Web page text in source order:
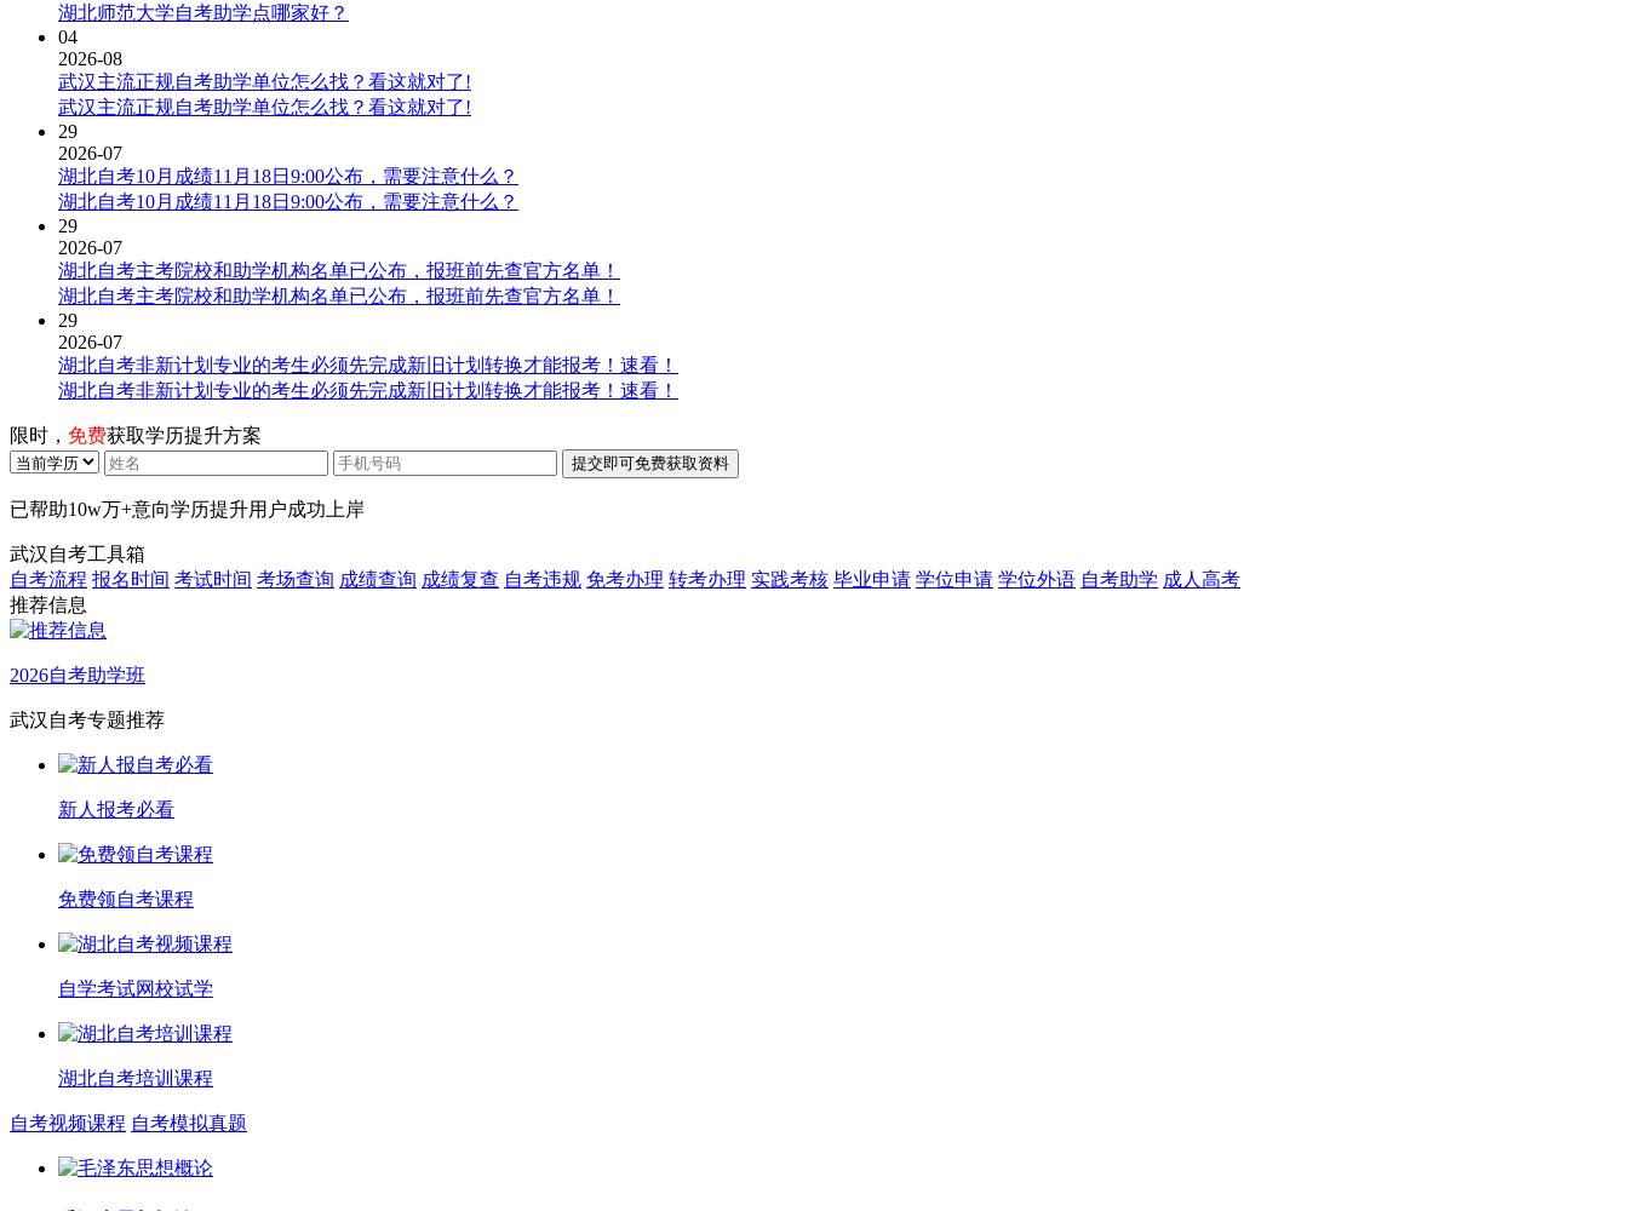
湖北师范大学自考助学点哪家好？
04
2026-08
武汉主流正规自考助学单位怎么找？看这就对了!
武汉主流正规自考助学单位怎么找？看这就对了!
29
2026-07
湖北自考10月成绩11月18日9:00公布，需要注意什么？
湖北自考10月成绩11月18日9:00公布，需要注意什么？
29
2026-07
湖北自考主考院校和助学机构名单已公布，报班前先查官方名单！
湖北自考主考院校和助学机构名单已公布，报班前先查官方名单！
29
2026-07
湖北自考非新计划专业的考生必须先完成新旧计划转换才能报考！速看！
湖北自考非新计划专业的考生必须先完成新旧计划转换才能报考！速看！
限时， 免费获取学历提升方案
已帮助10w万+意向学历提升用户成功上岸
武汉自考工具箱
自考流程 报名时间 考试时间 考场查询 成绩查询 成绩复查 自考违规 免考办理 转考办理 实践考核 毕业申请 学位申请 学位外语 自考助学 成人高考
推荐信息
2026自考助学班
武汉自考专题推荐
新人报考必看
免费领自考课程
自学考试网校试学
湖北自考培训课程
自考视频课程 自考模拟真题